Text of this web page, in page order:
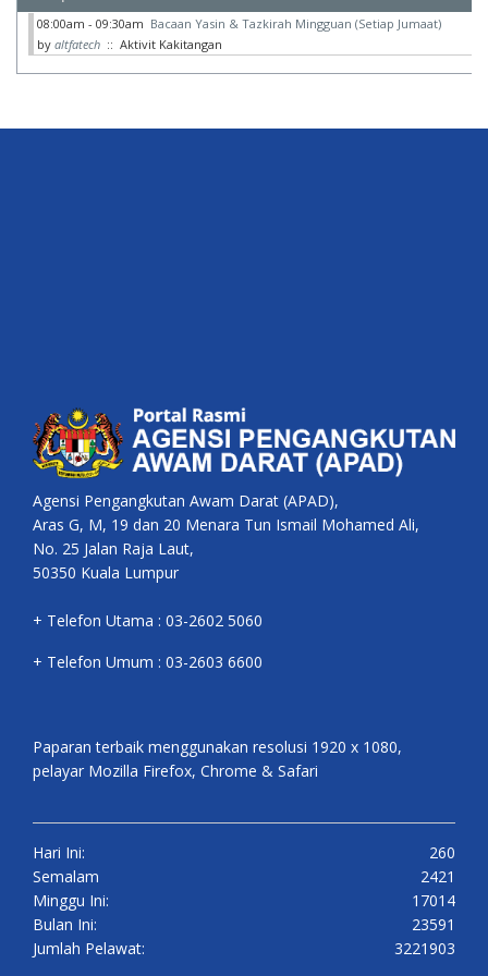
08:00am - 09:30am Bacaan Yasin & Tazkirah Mingguan (Setiap Jumaat)
by altfatech :: Aktivit Kakitangan
Agensi Pengangkutan Awam Darat (APAD),
Aras G, M, 19 dan 20 Menara Tun Ismail Mohamed Ali,
No. 25 Jalan Raja Laut,
50350 Kuala Lumpur
+ Telefon Utama : 03-2602 5060
+ Telefon Umum : 03-2603 6600
Paparan terbaik menggunakan resolusi 1920 x 1080,
pelayar Mozilla Firefox, Chrome & Safari
Hari Ini:
260
Semalam
2421
Minggu Ini:
17014
Bulan Ini:
23591
Jumlah Pelawat:
3221903